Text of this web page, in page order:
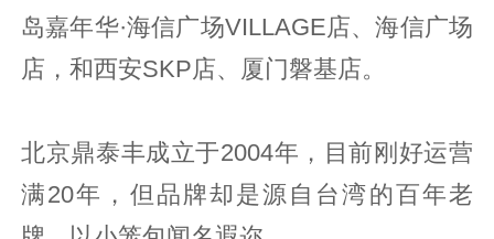
岛嘉年华·海信广场VILLAGE店、海信广场
店，和西安SKP店、厦门磐基店。
北京鼎泰丰成立于2004年，目前刚好运营
满20年，但品牌却是源自台湾的百年老